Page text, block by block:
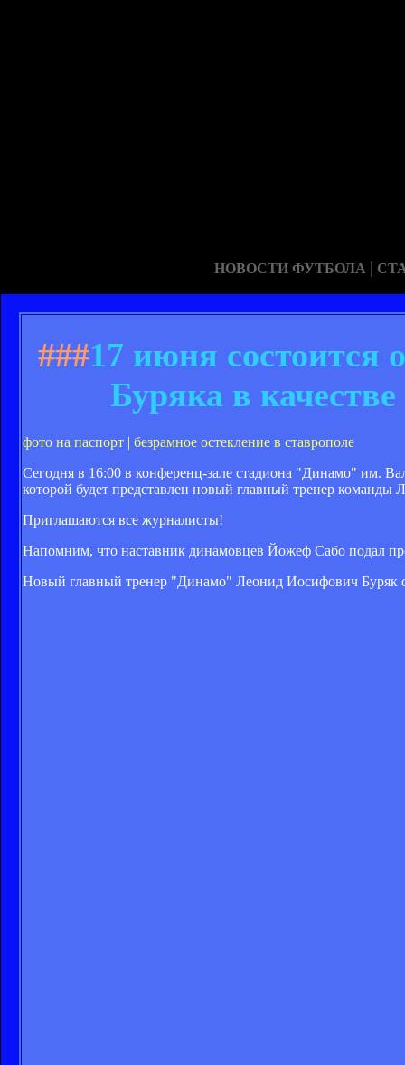
НОВОСТИ ФУТБОЛА |
###17 июня состоится
Буряка в
фото на паспорт | безрамное остекление в ставрополе
Сегодня в 16:00 в конференц-зале стадиона "Динамо" им.
которой будет представлен новый главный тренер команды
Приглашаются все журналисты!
Напомним, что наставник динамовцев Йожеф Сабо подал
Новый главный тренер "Динамо" Леонид Иосифович Буряк